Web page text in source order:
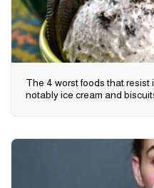
The 4 worst foods that resist
notably ice cream and